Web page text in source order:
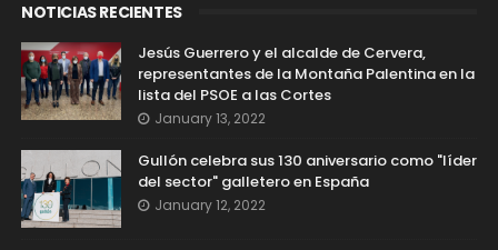
NOTICIAS RECIENTES
Jesús Guerrero y el alcalde de Cervera,
representantes de la Montaña Palentina en la
lista del PSOE a las Cortes
January 13, 2022
Gullón celebra sus 130 aniversario como "líder
del sector" galletero en España
January 12, 2022